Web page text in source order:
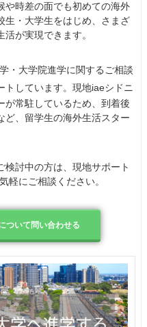
や時差の面でも初めての海外
生・大学生をはじめ、さまざ
が実現できます。
・大学院進学に関するご相談
トしています。現地iaeシドニ
が常駐しているため、到着後
ど、留学生の海外生活スター
検討中の方は、現地サポート
軽にご相談ください。
ついて問い合わせる